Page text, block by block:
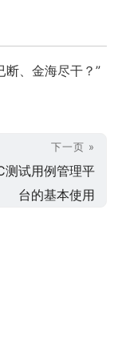
断、金海尽干？”
下一页 »
测试用例管理平
台的基本使用